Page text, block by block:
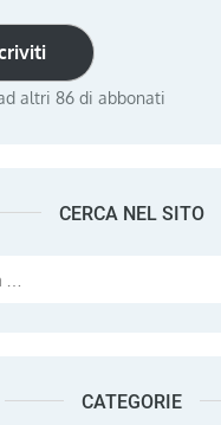
altri 86 di abbonati
CERCA NEL SITO
CATEGORIE